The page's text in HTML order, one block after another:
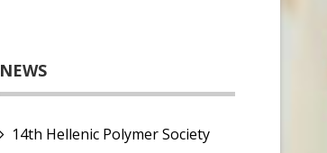
NEWS
14th Hellenic Polymer Society